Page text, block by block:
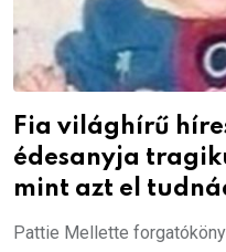
Fia világhírű
édesanyja
mint azt el
Pattie Mellette